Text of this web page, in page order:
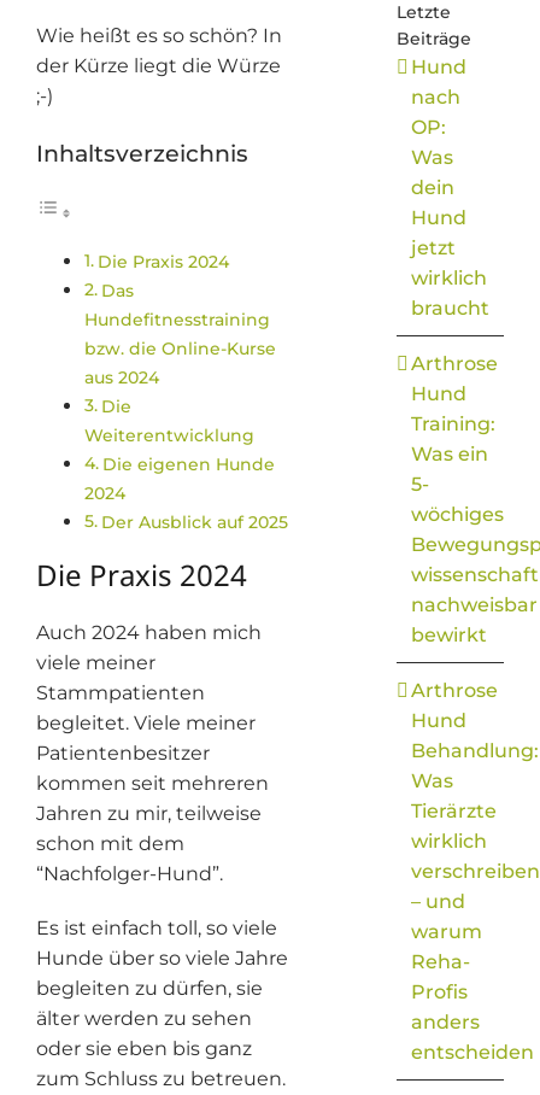
Wie heißt es so schön? In
der Kürze liegt die Würze
;-)
Inhaltsverzeichnis
Die Praxis 2024
Das
Hundefitnesstraining
bzw. die Online-Kurse
aus 2024
Die
Weiterentwicklung
Die eigenen Hunde
2024
Der Ausblick auf 2025
Die Praxis 2024
Auch 2024 haben mich
viele meiner
Stammpatienten
begleitet. Viele meiner
Patientenbesitzer
kommen seit mehreren
Jahren zu mir, teilweise
schon mit dem
“Nachfolger-Hund”.
Es ist einfach toll, so viele
Hunde über so viele Jahre
begleiten zu dürfen, sie
älter werden zu sehen
oder sie eben bis ganz
zum Schluss zu betreuen.
Letzte
Beiträge
Hund
nach
OP:
Was
dein
Hund
jetzt
wirklich
braucht
Arthrose
Hund
Training:
Was ein
5-
wöchiges
nachweisbar
bewirkt
Arthrose
Hund
Behandlung:
Was
Tierärzte
wirklich
verschreiben
– und
warum
Reha-
Profis
anders
entscheiden